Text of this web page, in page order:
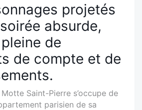
projetés
absurde,
de
de compte et de
Saint-Pierre s’occupe de
parisien de sa